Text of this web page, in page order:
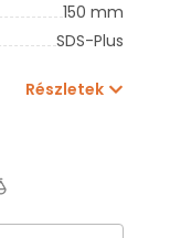
150 mm
SDS-Plus
Részletek